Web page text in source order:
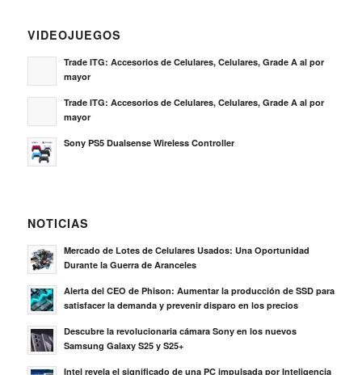
VIDEOJUEGOS
Trade ITG: Accesorios de Celulares, Celulares, Grade A al por
mayor
Trade ITG: Accesorios de Celulares, Celulares, Grade A al por
mayor
Sony PS5 Dualsense Wireless Controller
NOTICIAS
Mercado de Lotes de Celulares Usados: Una Oportunidad
Durante la Guerra de Aranceles
Alerta del CEO de Phison: Aumentar la producción de SSD para
satisfacer la demanda y prevenir disparo en los precios
Descubre la revolucionaria cámara Sony en los nuevos
Samsung Galaxy S25 y S25+
Intel revela el significado de una PC impulsada por Inteligencia